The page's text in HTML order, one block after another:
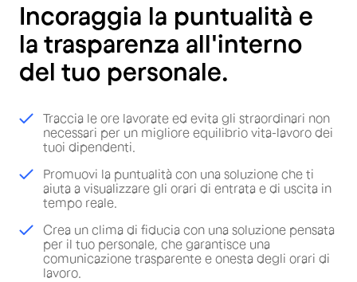
Incoraggia la puntualità e
la trasparenza all'interno
del tuo personale.
Traccia le ore lavorate ed evita gli straordinari non
necessari per un migliore equilibrio vita-lavoro dei
tuoi dipendenti.
Promuovi la puntualità con una soluzione che ti
aiuta a visualizzare gli orari di entrata e di uscita in
tempo reale.
Crea un clima di fiducia con una soluzione pensata
per il tuo personale, che garantisce una
comunicazione trasparente e onesta degli orari di
lavoro.